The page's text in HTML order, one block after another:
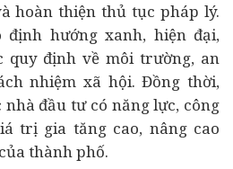
hoàn thiện thủ tục pháp lý.
định hướng xanh, hiện đại,
quy định về môi trường, an
nhiệm xã hội. Đồng thời,
đầu tư có năng lực, công
trị gia tăng cao, nâng cao
thành phố.